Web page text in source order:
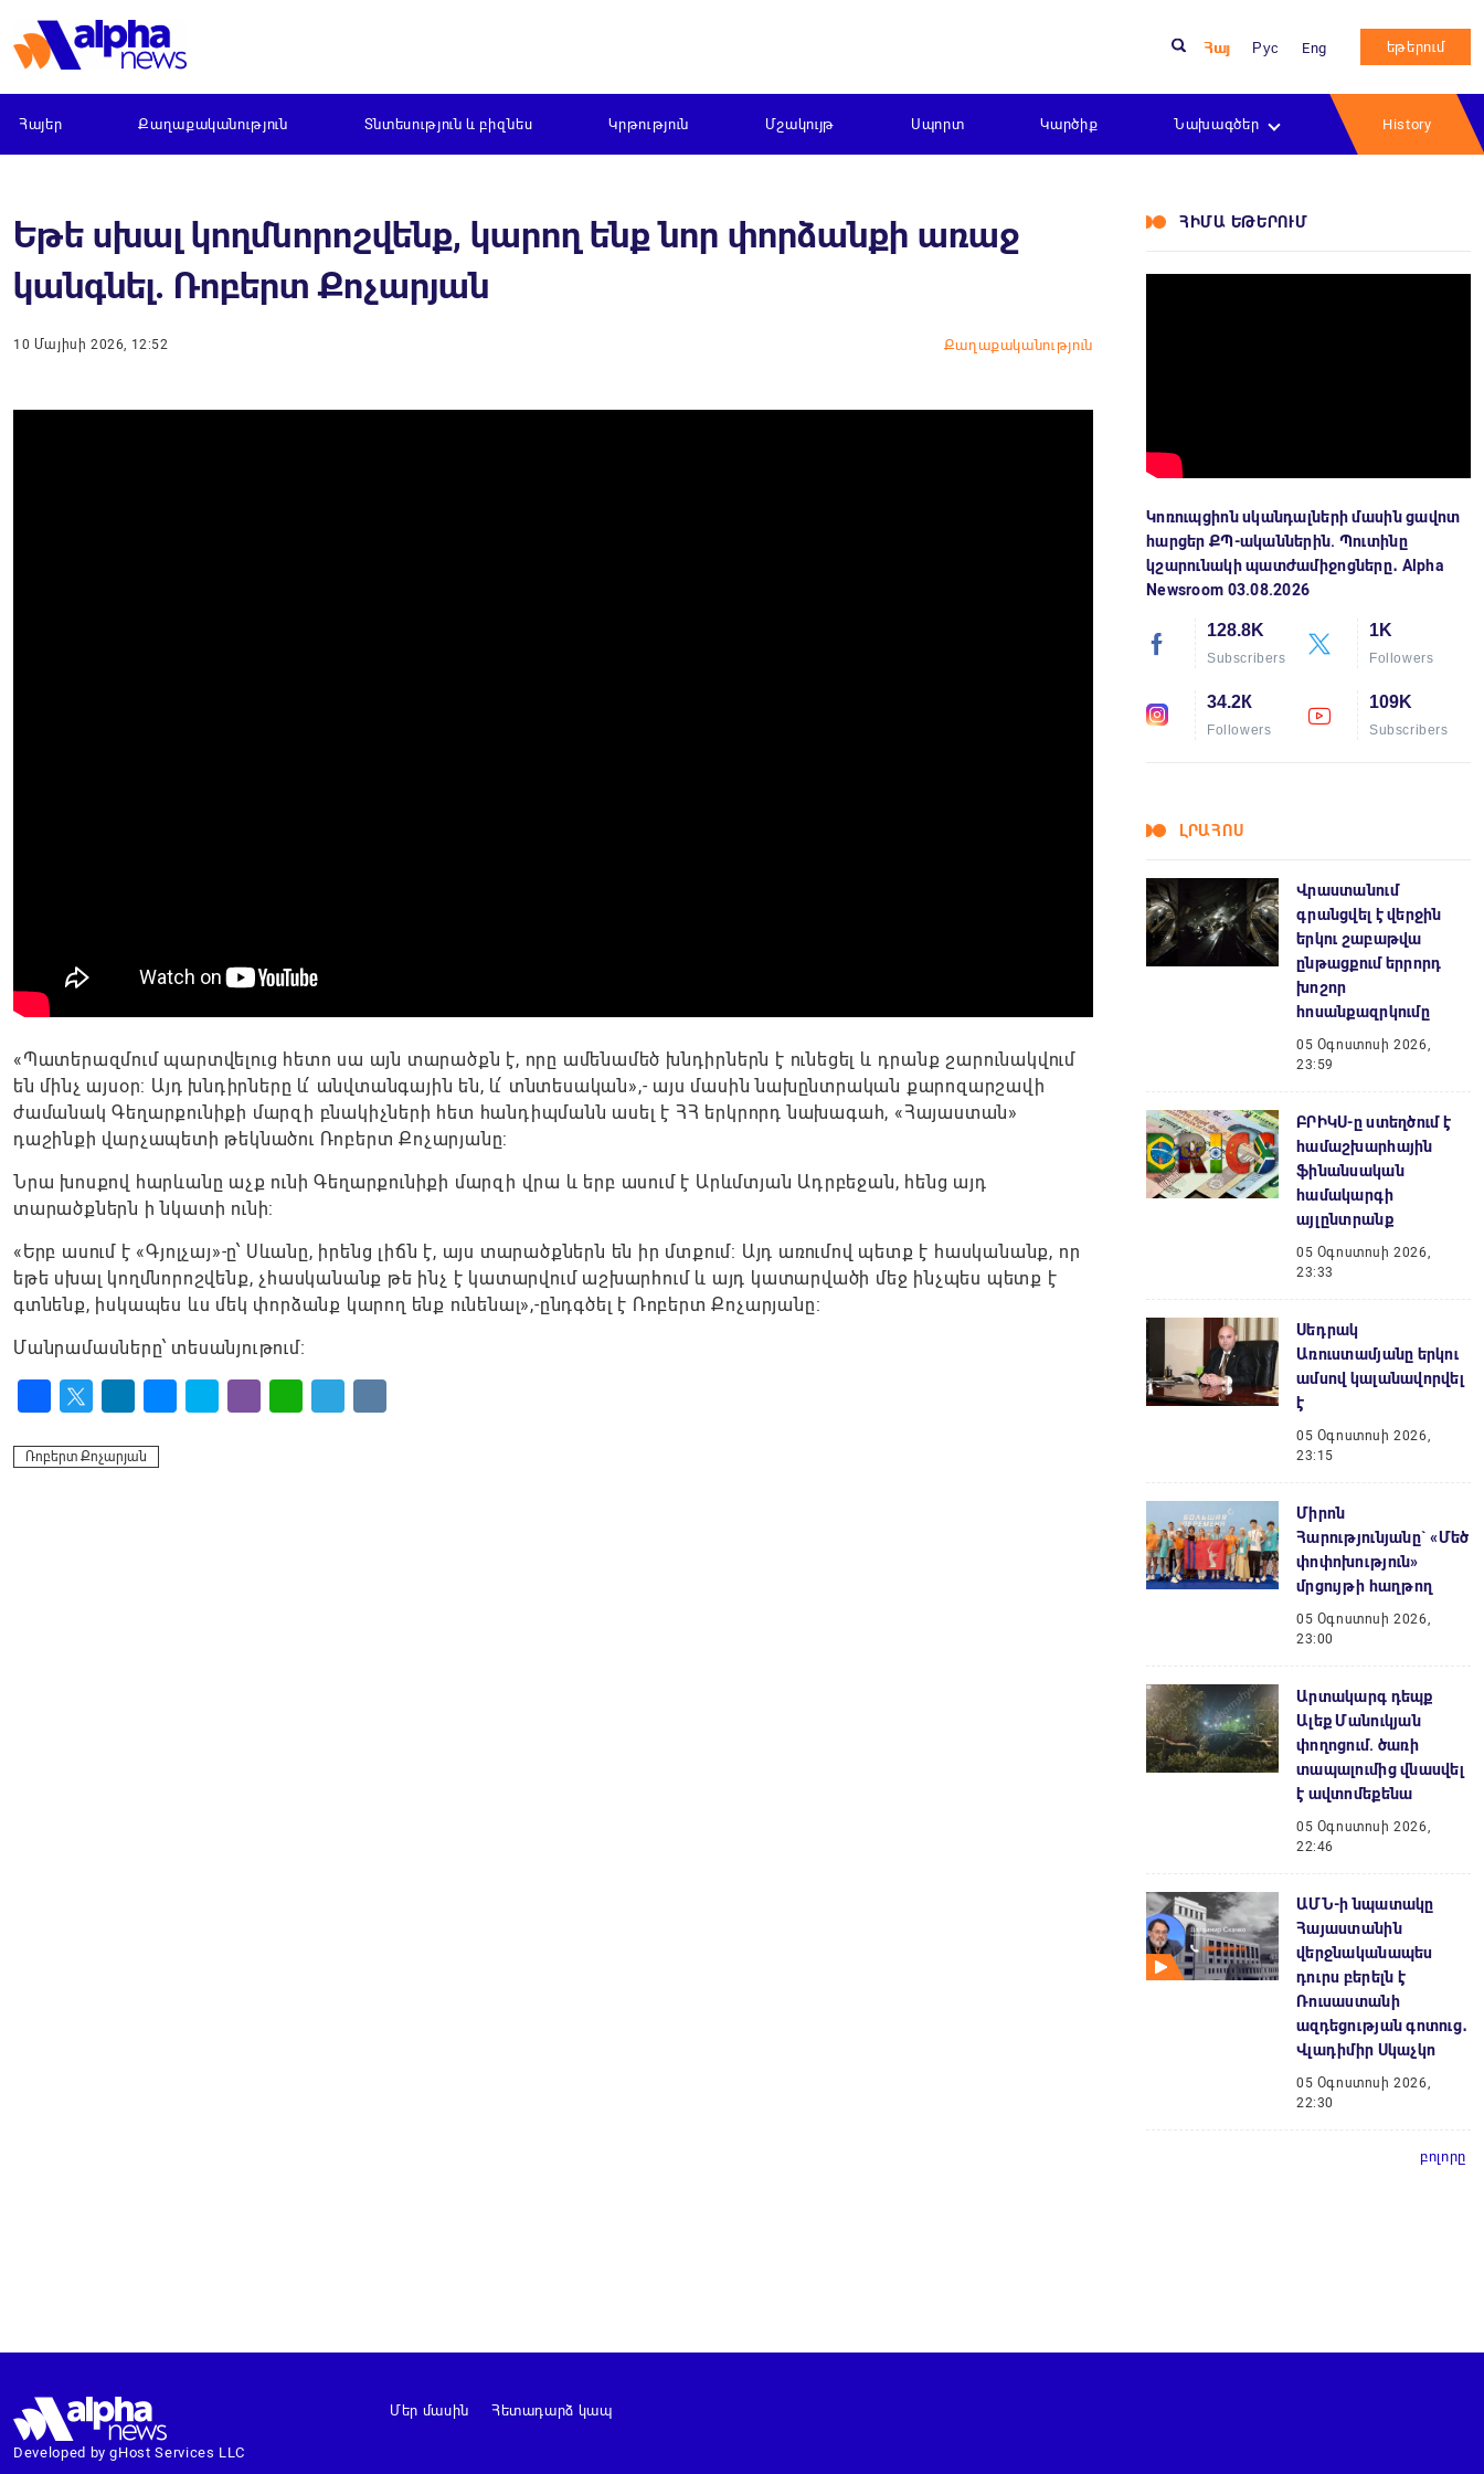
Հայ Рус Eng եթերում
Հայեր Քաղաքականություն Տնտեսություն և բիզնես Կրթություն Մշակույթ Սպորտ Կարծիք Նախագծեր History
Եթե սխալ կողմնորոշվենք, կարող ենք նոր փորձանքի առաջ
կանգնել. Ռոբերտ Քոչարյան
10 Մայիսի 2026, 12:52 Քաղաքականություն
«Պատերազմում պարտվելուց հետո սա այն տարածքն է, որը ամենամեծ խնդիրներն է ունեցել և դրանք շարունակվում
են մինչ այսօր: Այդ խնդիրները և՛ անվտանգային են, և՛ տնտեսական»,- այս մասին նախընտրական քարոզարշավի
ժամանակ Գեղարքունիքի մարզի բնակիչների հետ հանդիպմանն ասել է ՀՀ երկրորդ նախագահ, «Հայաստան»
դաշինքի վարչապետի թեկնածու Ռոբերտ Քոչարյանը:
Նրա խոսքով հարևանը աչք ունի Գեղարքունիքի մարզի վրա և երբ ասում է Արևմտյան Ադրբեջան, հենց այդ
տարածքներն ի նկատի ունի:
«Երբ ասում է «Գյոլչայ»-ը՝ Սևանը, իրենց լիճն է, այս տարածքներն են իր մտքում: Այդ առումով պետք է հասկանանք, որ
եթե սխալ կողմնորոշվենք, չհասկանանք թե ինչ է կատարվում աշխարհում և այդ կատարվածի մեջ ինչպես պետք է
գտնենք, իսկապես ևս մեկ փորձանք կարող ենք ունենալ»,-ընդգծել է Ռոբերտ Քոչարյանը:
Մանրամասները՝ տեսանյութում։
Ռոբերտ Քոչարյան
ՀԻՄԱ ԵԹԵՐՈՒՄ
Կոռուպցիոն սկանդալների մասին ցավոտ
հարցեր ՔՊ-ականներին. Պուտինը
կշարունակի պատժամիջոցները․ Alpha
Newsroom 03.08.2026
128.8K
Subscribers
1K
Followers
34.2К
Followers
109K
Subscribers
ԼՐԱՀՈՍ
Վրաստանում
գրանցվել է վերջին
երկու շաբաթվա
ընթացքում երրորդ
խոշոր
հոսանքազրկումը
05 Օգոստոսի 2026,
23:59
ԲՐԻԿՍ-ը ստեղծում է
համաշխարհային
ֆինանսական
համակարգի
այլընտրանք
05 Օգոստոսի 2026,
23:33
Սեդրակ
Առուստամյանը երկու
ամսով կալանավորվել
է
05 Օգոստոսի 2026,
23:15
Միրոն
Հարությունյանը` «Մեծ
փոփոխություն»
մրցույթի հաղթող
05 Օգոստոսի 2026,
23:00
Արտակարգ դեպք
Ալեք Մանուկյան
փողոցում. ծառի
տապալումից վնասվել
է ավտոմեքենա
05 Օգոստոսի 2026,
22:46
ԱՄՆ-ի նպատակը
Հայաստանին
վերջնականապես
դուրս բերելն է
Ռուսաստանի
ազդեցության գոտուց․
Վլադիմիր Սկաչկո
05 Օգոստոսի 2026,
22:30
բոլորը
Developed by gHost Services LLC
Մեր մասին Հետադարձ կապ